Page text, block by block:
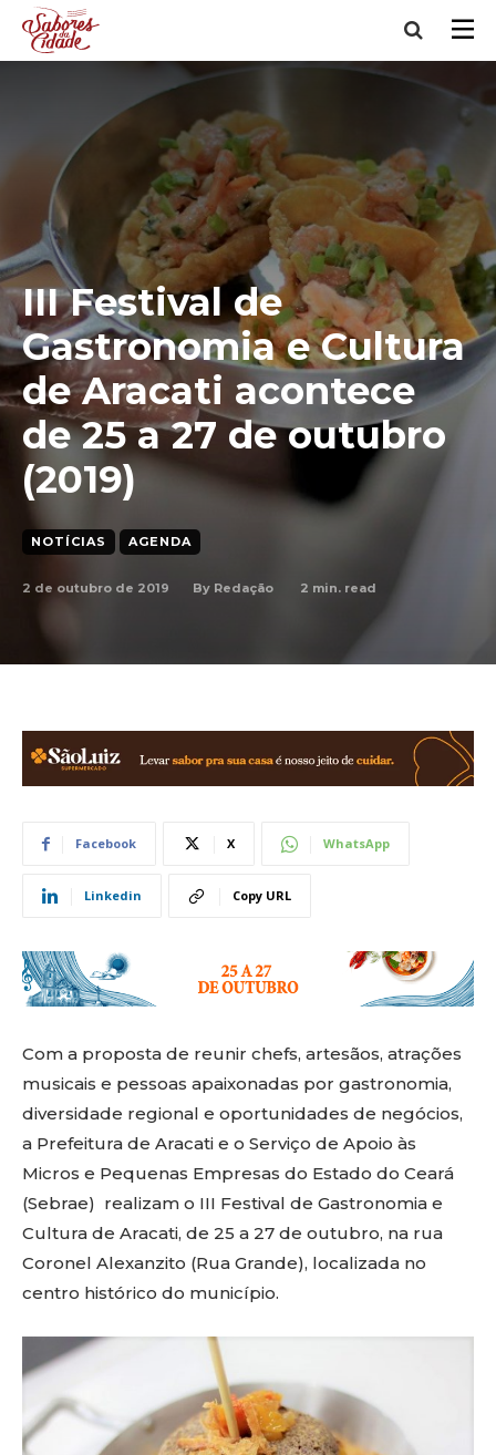
III Festival de
Gastronomia e Cultura
de Aracati acontece
de 25 a 27 de outubro
(2019)
NOTÍCIAS AGENDA
2 de outubro de 2019 By Redação 2 min. read
Facebook X WhatsApp
Linkedin Copy URL
Com a proposta de reunir chefs, artesãos, atrações
musicais e pessoas apaixonadas por gastronomia,
diversidade regional e oportunidades de negócios,
a Prefeitura de Aracati e o Serviço de Apoio às
Micros e Pequenas Empresas do Estado do Ceará
(Sebrae) realizam o III Festival de Gastronomia e
Cultura de Aracati, de 25 a 27 de outubro, na rua
Coronel Alexanzito (Rua Grande), localizada no
centro histórico do município.